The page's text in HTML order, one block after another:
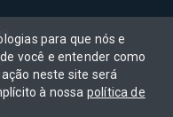
para que nós e
você e entender como
neste site será
à nossa política de